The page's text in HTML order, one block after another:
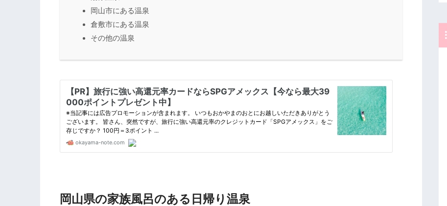
岡山市にある温泉
倉敷市にある温泉
その他の温泉
岡山県の家族風呂のある日帰り温泉